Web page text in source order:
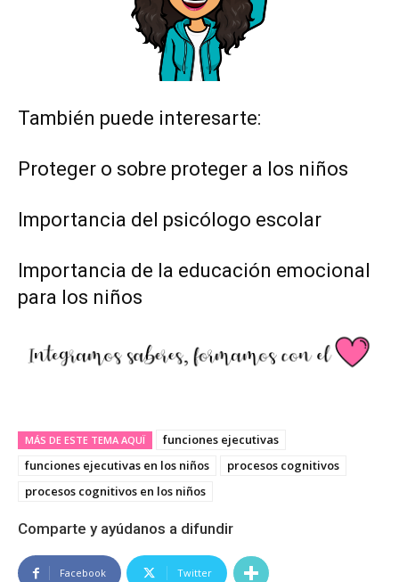
También puede interesarte:
Proteger o sobre proteger a los niños
Importancia del psicólogo escolar
Importancia de la educación emocional
para los niños
MÁS DE ESTE TEMA AQUÏ
funciones ejecutivas
funciones ejecutivas en los niños
procesos cognitivos
procesos cognitivos en los niños
Comparte y ayúdanos a difundir
Facebook Twitter